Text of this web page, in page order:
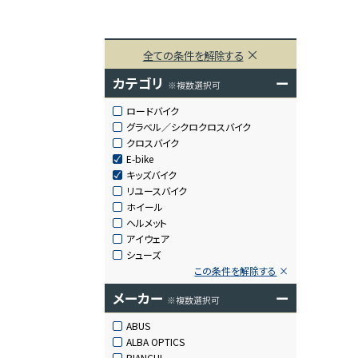
全ての条件を解除する
カテゴリ ※複数選択可 ー
ロードバイク
グラベル／シクロクロスバイク
クロスバイク
E-bike
キッズバイク
リユースバイク
ホイール
ヘルメット
アイウェア
シューズ
この条件を解除する
メーカー ※複数選択可 ー
ABUS
ALBA OPTICS